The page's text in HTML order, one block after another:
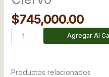
$745,000.00
Agregar Al
Productos relacionados